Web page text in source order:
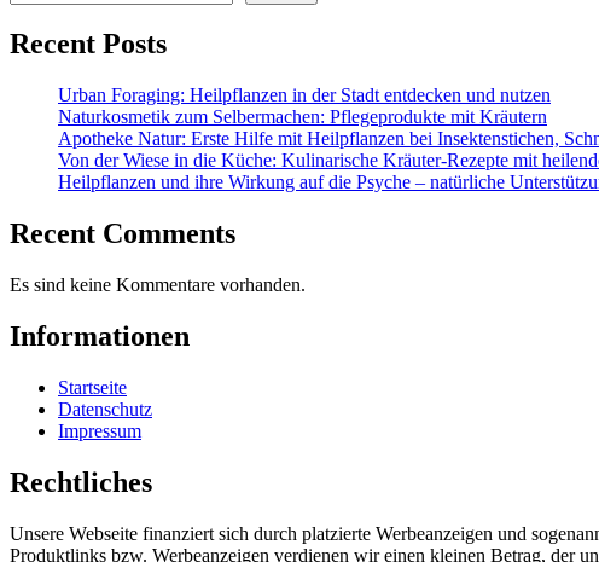
Recent Posts
Urban Foraging: Heilpflanzen in der Stadt entdecken und nutzen
Naturkosmetik zum Selbermachen: Pflegeprodukte mit Kräutern
Apotheke Natur: Erste Hilfe mit Heilpflanzen bei Insektenstichen,
Von der Wiese in die Küche: Kulinarische Kräuter-Rezepte mit
Heilpflanzen und ihre Wirkung auf die Psyche – natürliche
Recent Comments
Es sind keine Kommentare vorhanden.
Informationen
Startseite
Datenschutz
Impressum
Rechtliches
Unsere Webseite finanziert sich durch platzierte Werbeanzeigen und
Produktlinks bzw. Werbeanzeigen verdienen wir einen kleinen Betrag, der